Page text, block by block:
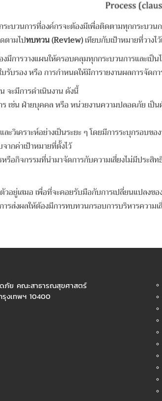
ระบวนการที่องค์กรจะต้องมีเพื่อติดตามทุกกระบวน
ตามไปทบทวน(Review)เทียบกับเป้าหมายที่วาง
การวางแผนให้ครอบคลุมทุกกระบวนการและเป็
รอง หรือ การกำหนดให้มีการายงานผลการจัดก
ะมีการดำเนินงาน ดังนี้
เช่น ฝ่ายบุคคล หรือ หน่วยงานความปลอดภัย
เคราะห์อย่างเป็นระยะ ๆ โดยมีการระบุกรอบขอ
ากค่าเป้าหมายที่ตั้งไว้
รือกิจกรรมที่นำมาจัดการกับความเสี่ยงไม่มีประ
ยู่เสมอ เพื่อที่จะคอยรับมือกับการเปลี่ยนแปลงข
ส่งผลให้ต้องมีการทบทวนกรอบการบริหารความ
ดภัย คณะสาธารณสุขศาสตร์
งเทพฯ 10400